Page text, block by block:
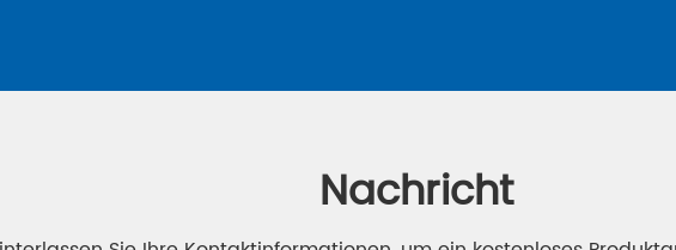
Nachricht